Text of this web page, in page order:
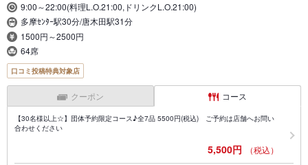
9:00～22:00(料理L.O.21:00,ドリンクL.O.21:00)
多摩ｾﾝﾀｰ駅30分/唐木田駅31分
1500円～2500円
64席
口コミ投稿特典対象店
クーポン コース
【30名様以上☆】団体予約限定コース♪全7品 5500円(税込) ご予約は店舗へお問い
合わせください
5,500円 （税込）